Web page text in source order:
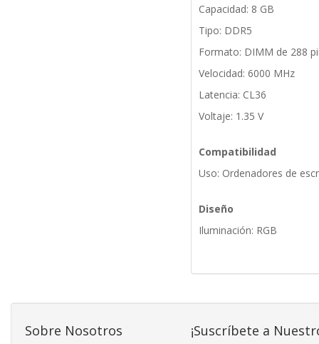
Capacidad: 8 GB
Tipo: DDR5
Formato: DIMM de 288
Velocidad: 6000 MHz
Latencia: CL36
Voltaje: 1.35 V
Compatibilidad
Uso: Ordenadores de
Diseño
Iluminación: RGB
Sobre Nosotros ¡Suscríbete a